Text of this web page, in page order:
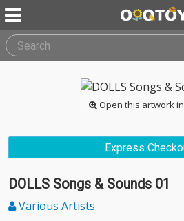
Open this artwork
Express
DOLLS Songs & Sounds 01
Various Artists